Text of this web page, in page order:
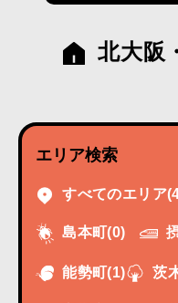
北大阪
エリア検索
すべてのエリア
島本町(0)
能勢町(1) 茨